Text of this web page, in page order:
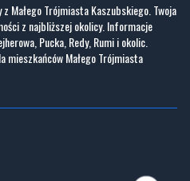
Trójmiasta Kaszubskiego. Twoja
z najbliższej okolicy. Informacje
Pucka, Redy, Rumi i okolic.
mieszkańców Małego Trójmiasta